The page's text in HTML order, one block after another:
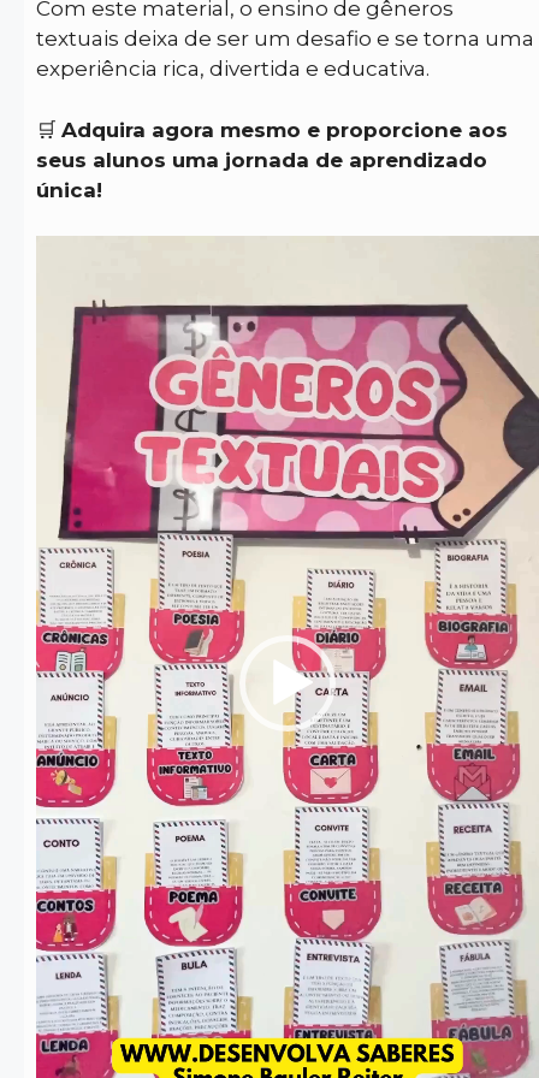
Com este material, o ensino de gêneros
textuais deixa de ser um desafio e se torna uma
experiência rica, divertida e educativa.
🛒 Adquira agora mesmo e proporcione aos
seus alunos uma jornada de aprendizado
única!
vídeo